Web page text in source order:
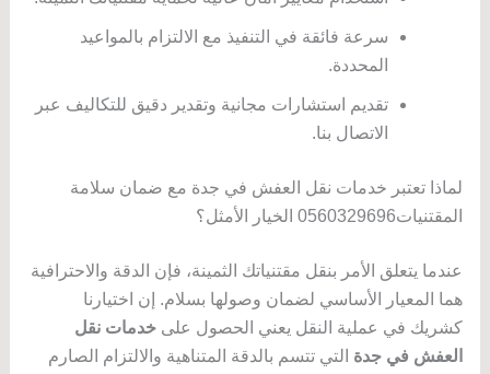
سرعة فائقة في التنفيذ مع الالتزام بالمواعيد
المحددة.
تقديم استشارات مجانية وتقدير دقيق للتكاليف عبر
الاتصال بنا.
لماذا تعتبر خدمات نقل العفش في جدة مع ضمان سلامة
المقتنيات0560329696 الخيار الأمثل؟
عندما يتعلق الأمر بنقل مقتنياتك الثمينة، فإن الدقة والاحترافية
هما المعيار الأساسي لضمان وصولها بسلام. إن اختيارنا
كشريك في عملية النقل يعني الحصول على خدمات نقل
العفش في جدة التي تتسم بالدقة المتناهية والالتزام الصارم